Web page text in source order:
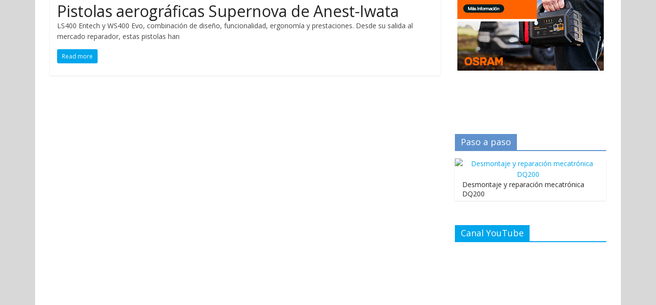
Pistolas aerográficas Supernova de Anest-Iwata
LS400 Entech y WS400 Evo, combinación de diseño, funcionalidad, ergonomía y prestaciones. Desde su salida al
mercado reparador, estas pistolas han
Read more
Paso a paso
Desmontaje y reparación mecatrónica
DQ200
Canal YouTube